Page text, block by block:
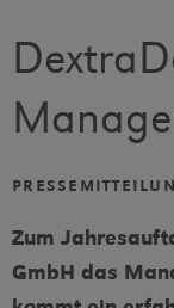
Zum
GmbH das